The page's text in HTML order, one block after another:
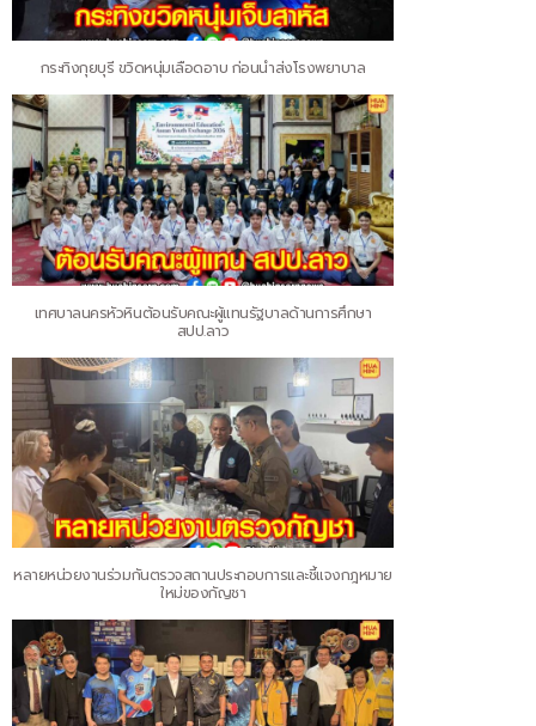
กระทิงกุยบุรี ขวิดหนุ่มเลือดอาบ ก่อนนำส่งโรงพยาบาล
เทศบาลนครหัวหินต้อนรับคณะผู้แทนรัฐบาลด้านการศึกษา
สปป.ลาว
หลายหน่วยงานร่วมกันตรวจสถานประกอบการและชี้แจงกฎหมาย
ใหม่ของกัญชา